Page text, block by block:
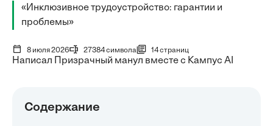
«Инклюзивное трудоустройство: гарантии и
проблемы»
8 июля 2026 27384 символа 14 страниц
Написал Призрачный манул вместе с Кампус AI
Содержание